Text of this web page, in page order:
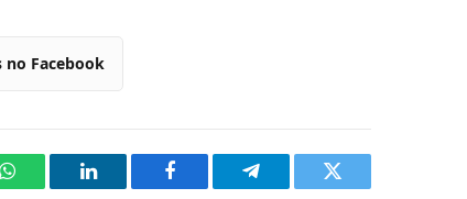
no Facebook
WhatsAppLinkedIn Facebook Telegram Twitter